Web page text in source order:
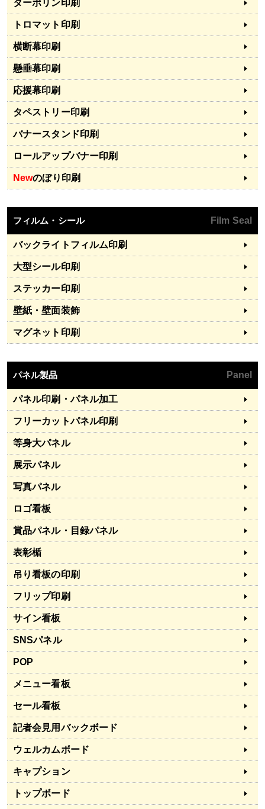
ターポリン印刷
トロマット印刷
横断幕印刷
懸垂幕印刷
応援幕印刷
タペストリー印刷
バナースタンド印刷
ロールアップバナー印刷
Newのぼり印刷
フィルム・シール Film Seal
バックライトフィルム印刷
大型シール印刷
ステッカー印刷
壁紙・壁面装飾
マグネット印刷
パネル製品 Panel
パネル印刷・パネル加工
フリーカットパネル印刷
等身大パネル
展示パネル
写真パネル
ロゴ看板
賞品パネル・目録パネル
表彰楯
吊り看板の印刷
フリップ印刷
サイン看板
SNSパネル
POP
メニュー看板
セール看板
記者会見用バックボード
ウェルカムボード
キャプション
トップボード